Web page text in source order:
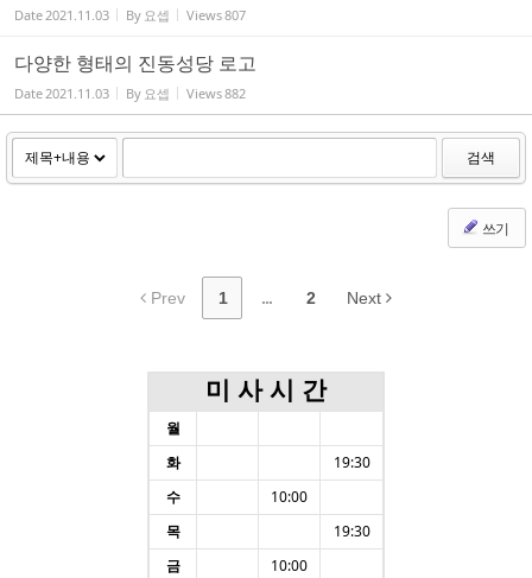
Date2021.11.03 By 요셉 Views807
다양한 형태의 진동성당 로고
Date2021.11.03 By 요셉 Views882
검색
쓰기
Prev 1 ... 2 Next
미 사 시 간
월
화
19:30
수
10:00
목
19:30
금
10:00